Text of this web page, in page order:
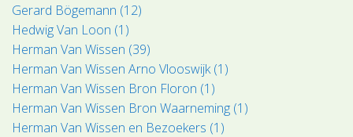
Gerard Bögemann (12)
Hedwig Van Loon (1)
Herman Van Wissen (39)
Herman Van Wissen Arno Vlooswijk (1)
Herman Van Wissen Bron Floron (1)
Herman Van Wissen Bron Waarneming (1)
Herman Van Wissen en Bezoekers (1)